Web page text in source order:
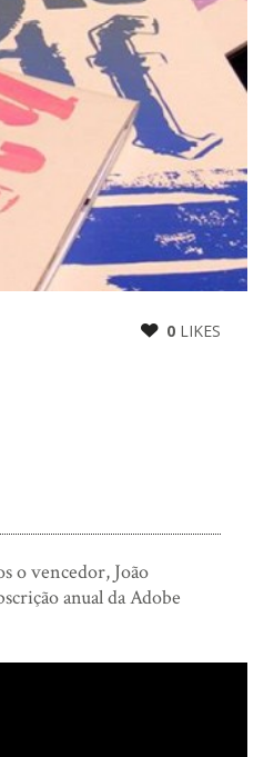
0 LIKES
o vencedor, João
anual da Adobe